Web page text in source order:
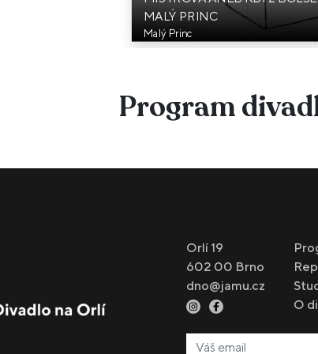
MALÝ PRINC
Malý Princ
Program
Orlí 19
602 00 Brno
dno@jamu.cz
O